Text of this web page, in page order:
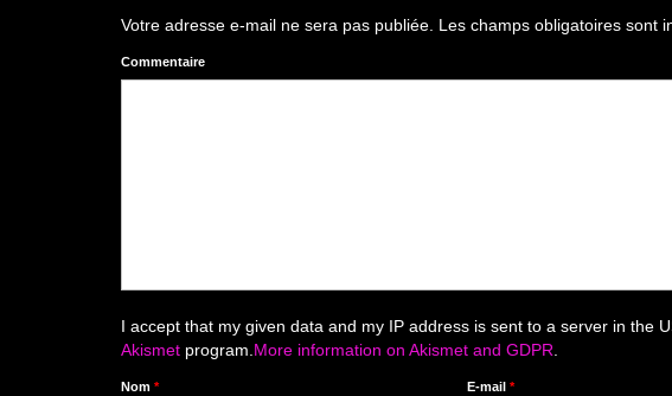
Votre adresse e-mail ne sera pas publiée. Les champs obligatoires sont
Commentaire
I accept that my given data and my IP address is sent to a server in the
Akismet program. More information on Akismet and GDPR
Nom * E-mail*